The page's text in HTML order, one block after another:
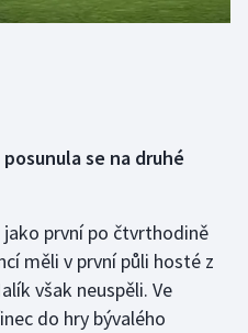
se na druhé
první po čtvrthodině
měli v první půli hosté z
však neuspěli. Ve
do hry bývalého